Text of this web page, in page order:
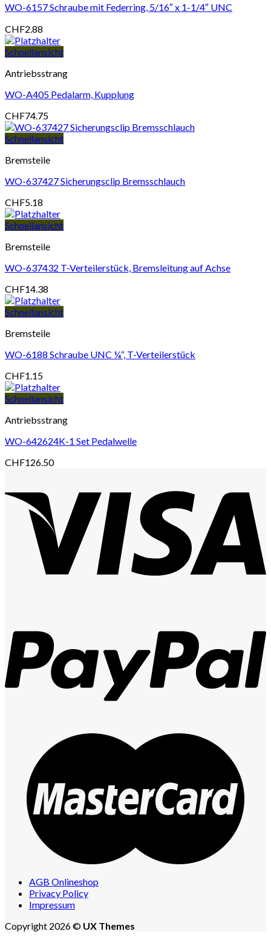
WO-6157 Schraube mit Federring, 5/16″ x 1-1/4″ UNC
CHF2.88
Schnellansicht
Antriebsstrang
WO-A405 Pedalarm, Kupplung
CHF74.75
Schnellansicht
Bremsteile
WO-637427 Sicherungsclip Bremsschlauch
CHF5.18
Schnellansicht
Bremsteile
WO-637432 T-Verteilerstück, Bremsleitung auf Achse
CHF14.38
Schnellansicht
Bremsteile
WO-6188 Schraube UNC ¼“, T-Verteilerstück
CHF1.15
Schnellansicht
Antriebsstrang
WO-642624K-1 Set Pedalwelle
CHF126.50
AGB Onlineshop
Privacy Policy
Impressum
Copyright 2026 © UX Themes